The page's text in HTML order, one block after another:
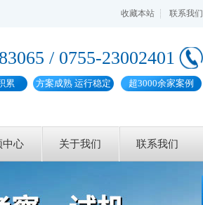
收藏本站 联系我们
/ 0755-23002401
累 方案成熟 运行稳定 超3000余家案例
中心 关于我们 联系我们